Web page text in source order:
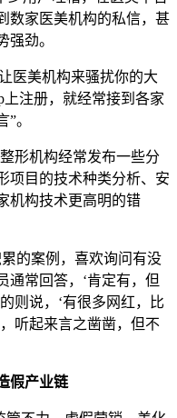
数家医美机构的私信，甚
强劲。
美机构来骚扰你的大
注册，就经常接到各家
。
机构经常发布一些分
项目的技术种类分析、安
机构技术更高明的错
的案例，喜欢询问有没
通常回答，‘肯定有，但
则说，‘有很多网红，比
听起来言之凿凿，但不
假产业链